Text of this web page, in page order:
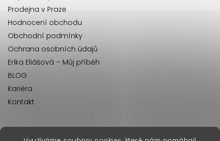
Prodejna v Praze
Hodnocení obchodu
Obchodní podmínky
Ochrana osobních údajů
Erika Eliášová – Můj příběh
BLOG
Kariéra
Kontakt